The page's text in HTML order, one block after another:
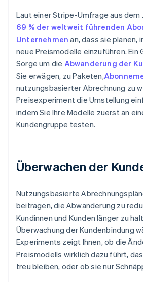
Laut einer Stripe-Umfrage aus dem
69 % der weltweit führenden
Unternehmen an, dass sie planen,
neue Preismodelle einzuführen. Ein
Sorge um die Abwanderung der
Sie erwägen, zu Paketen,
nutzungsbasierter Abrechnung zu
Preisexperiment die Umstellung
indem Sie Ihre Modelle zuerst an
Kundengruppe testen.
Überwachen der
Nutzungsbasierte
beitragen, die Abwanderung zu
Kundinnen und Kunden länger zu
Überwachung der Kundenbindung
Experiments zeigt Ihnen, ob die
Preismodells wirklich dazu führt,
treu bleiben, oder ob sie nur